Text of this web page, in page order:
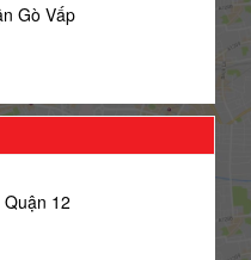
Gò Vấp
12